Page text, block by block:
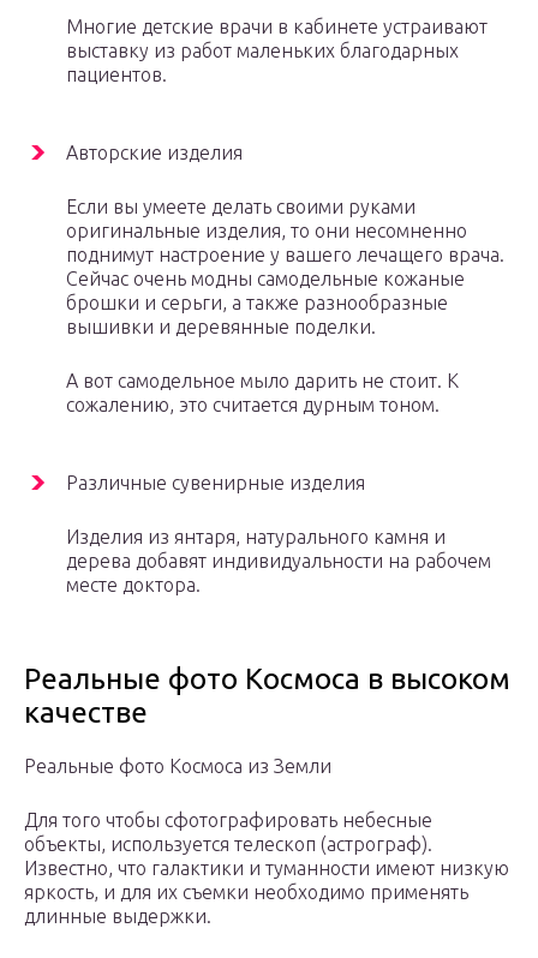
Многие детские врачи в кабинете устраивают
выставку из работ маленьких благодарных
пациентов.
Авторские изделия
Если вы умеете делать своими руками
оригинальные изделия, то они несомненно
поднимут настроение у вашего лечащего врача.
Сейчас очень модны самодельные кожаные
брошки и серьги, а также разнообразные
вышивки и деревянные поделки.
А вот самодельное мыло дарить не стоит. К
сожалению, это считается дурным тоном.
Различные сувенирные изделия
Изделия из янтаря, натурального камня и
дерева добавят индивидуальности на рабочем
месте доктора.
Реальные фото Космоса в высоком
качестве
Реальные фото Космоса из Земли
Для того чтобы сфотографировать небесные
объекты, используется телескоп (астрограф).
Известно, что галактики и туманности имеют низкую
яркость, и для их съемки необходимо применять
длинные выдержки.